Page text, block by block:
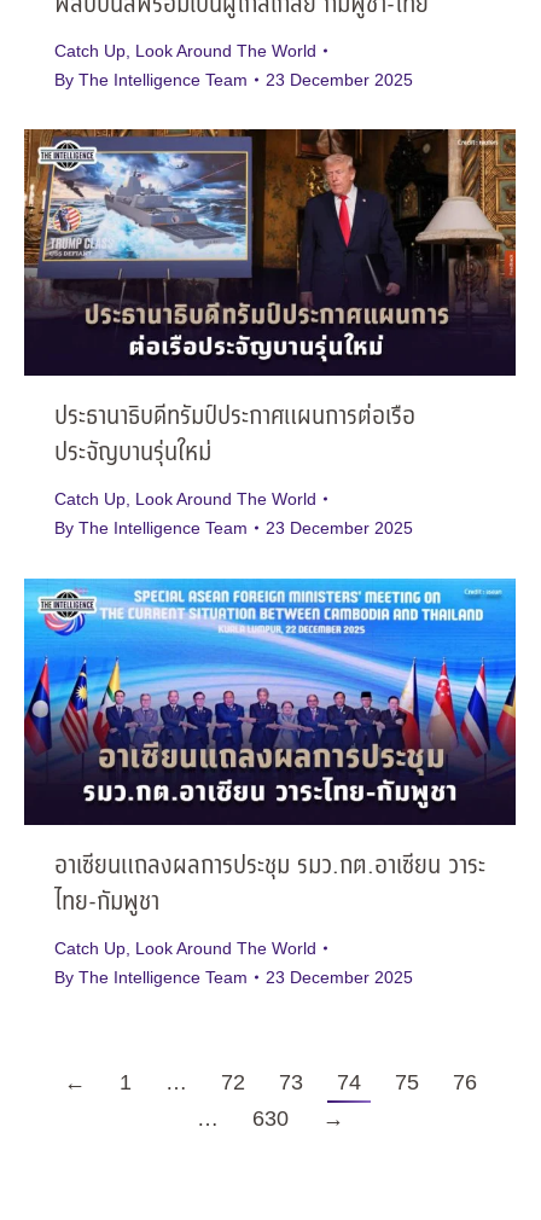
Catch Up Look Around The World
By The Intelligence Team 23 December 2025
ประธานาธิบดีทรัมป์ประกาศแผนการต่อเรือ
ประจัญบานรุ่นใหม่
Catch Up Look Around The World
By The Intelligence Team 23 December 2025
อาเซียนแถลงผลการประชุม รมว.กต.อาเซียน วาระ
ไทย-กัมพูชา
Catch Up Look Around The World
By The Intelligence Team 23 December 2025
← 1 … 72 73 74 75
76
…
630 →